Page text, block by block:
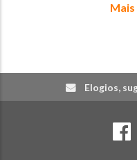
Elogios,